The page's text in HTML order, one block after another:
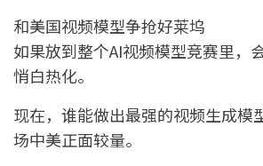
和美国视频模型争抢好莱坞
如果放到整个AI视频模型竞赛里，
悄白热化。
现在，谁能做出最强的视频生成模
场中美正面较量。